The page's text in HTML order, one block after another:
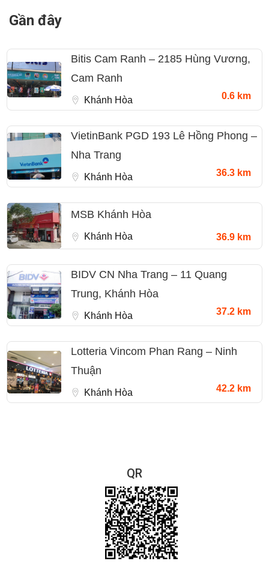
Gần đây
Bitis Cam Ranh – 2185 Hùng Vương,
Cam Ranh
Khánh Hòa 0.6 km
VietinBank PGD 193 Lê Hồng Phong –
Nha Trang
Khánh Hòa 36.3 km
MSB Khánh Hòa
Khánh Hòa 36.9 km
BIDV CN Nha Trang – 11 Quang
Trung, Khánh Hòa
Khánh Hòa 37.2 km
Lotteria Vincom Phan Rang – Ninh
Thuận
Khánh Hòa 42.2 km
QR